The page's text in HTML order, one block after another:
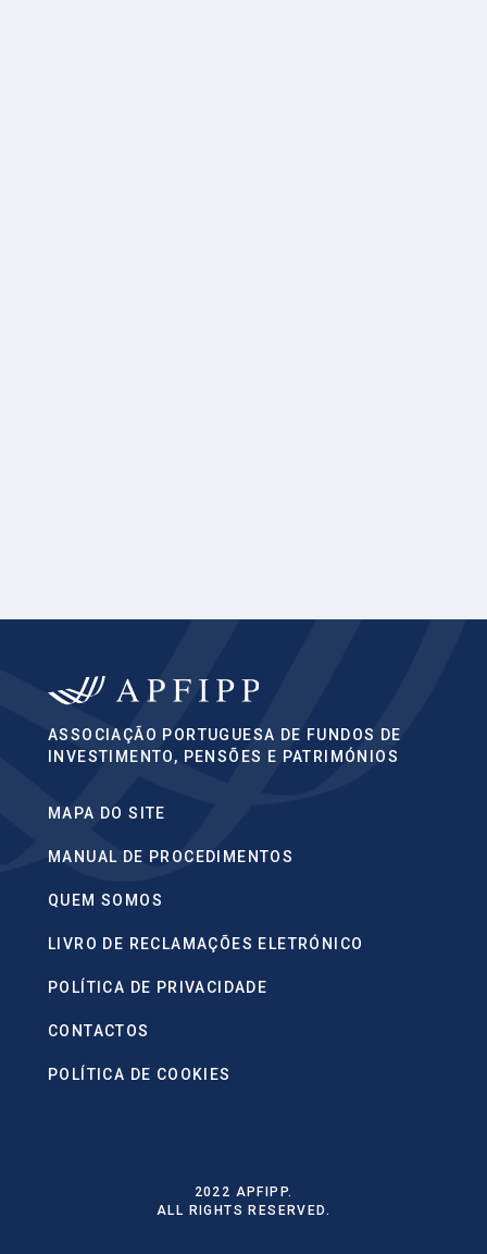
ASSOCIAÇÃO PORTUGUESA DE FUNDOS DE
INVESTIMENTO, PENSÕES E PATRIMÓNIOS
MAPA DO SITE
MANUAL DE PROCEDIMENTOS
QUEM SOMOS
LIVRO DE RECLAMAÇÕES ELETRÓNICO
POLÍTICA DE PRIVACIDADE
CONTACTOS
POLÍTICA DE COOKIES
2022 APFIPP.
ALL RIGHTS RESERVED.